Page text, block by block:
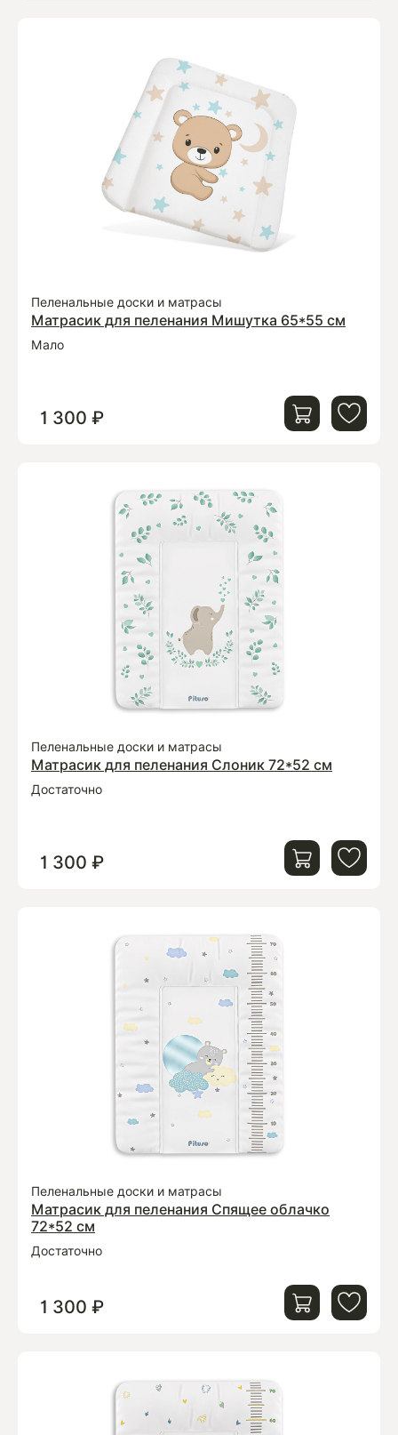
Пеленальные доски и матрасы
Матрасик для пеленания Мишутка 65*55 см
Мало
1 300 ₽
Пеленальные доски и матрасы
Матрасик для пеленания Слоник 72*52 см
Достаточно
1 300 ₽
Пеленальные доски и матрасы
Матрасик для пеленания Спящее облачко
72*52 см
Достаточно
1 300 ₽